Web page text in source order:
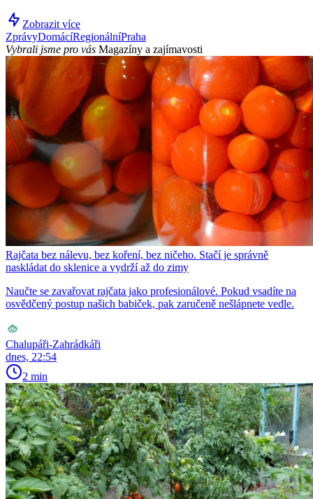
Zobrazit více
ZprávyDomácíRegionálníPraha
Vybrali jsme pro vás Magazíny a zajímavosti
Rajčata bez nálevu, bez koření, bez ničeho. Stačí je správně
naskládat do sklenice a vydrží až do zimy
Naučte se zavařovat rajčata jako profesionálové. Pokud vsadíte na
osvědčený postup našich babiček, pak zaručeně nešlápnete vedle.
Chalupáři-Zahrádkáři
dnes, 22:54
2 min